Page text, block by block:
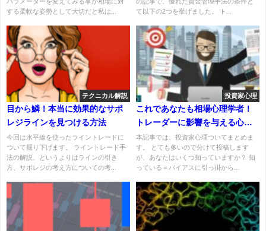
する柔軟な姿勢として大切だと私は...
て以下の2つを挙げました。 ト...
テクニカル解説
目から鱗！本当に効果的なサポ
レジラインを見つける方法
今回は水平線を使ったライントレードに
ついて掘り下げます。 ライントレード手
法の解説、というよりはラインの引き
方、サポレジの考え方についての考...
投資家心理
これであなたも相場心理学者！
トレーダーに影響を与える心理
効果まとめ
本記事では、投資家心理ついてまとめま
す。 とても多いので分けて投稿します
が、あなたはいくつ知っていますか？ 知
っている＝バイアスに引っ掛から...